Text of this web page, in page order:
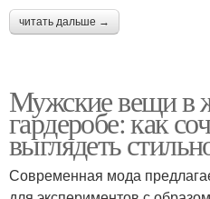
читать дальше →
Мужские вещи в
гардеробе: как
выглядеть
Современная мода